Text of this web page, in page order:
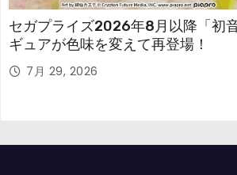
セガプライズ2026年8月以降「初
ギュアが色味を変えて再登場！
7月 29, 2026